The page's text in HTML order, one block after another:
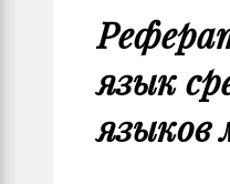
язык
языков